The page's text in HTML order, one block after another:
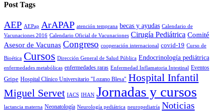
Post Tags
AEP AEPap ArAPAP atención temprana becas y ayudas Calendario de
Vacunaciones 2016 Calendario Oficial de Vacunaciones Cirugía Pediátrica Comité
Asesor de Vacunas Congreso cooperación internacional covid-19 Curso de
Bioética Cursos Dirección General de Salud Pública Endocrinología pediátrica
enfermedades metabólicas enfermedades raras Enfermedad Inflamatoria Intestinal Eventos
Gripe Hospital Clínico Universitario "Lozano Blesa" Hospital Infantil
Miguel Servet IACS IHAN Jornadas y cursos
lactancia materna Neonatología Neurología pediátrica neuropediatría Noticias